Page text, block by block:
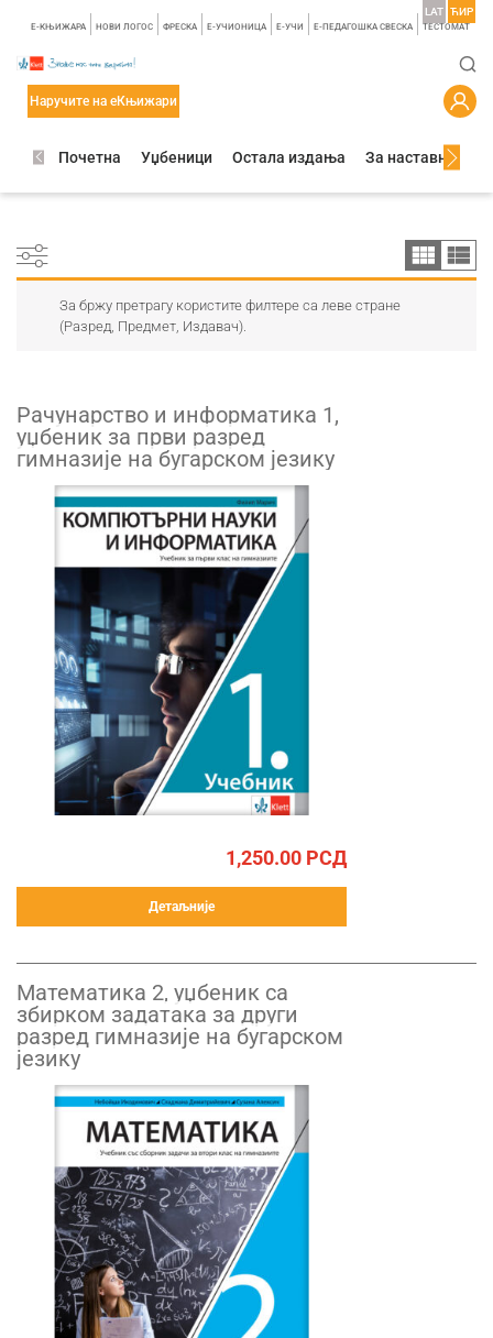
E-КЊИЖАРА НОВИ ЛОГОС ФРЕСКА E-УЧИОНИЦА E-УЧИ Е-ПЕДАГОШКА СВЕСКА TЕСТОМАТ
LAT ЋИР
Наручите на еКњижари
Почетна Уџбеници Остала издања За наставнике
За бржу претрагу користите филтере са леве стране
(Разред, Предмет, Издавач).
Рачунарство и информатика 1,
уџбеник за први разред
гимназије на бугарском језику
1,250.00 РСД
Детаљније
Математика 2, уџбеник са
збирком задатака за други
разред гимназије на бугарском
језику